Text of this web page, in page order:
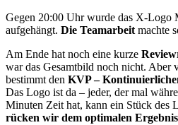
Gegen 20:00 Uhr wurde das X-Logo
aufgehängt. Die Teamarbeitmachte
Am Ende hat noch eine kurze
war das Gesamtbild noch nicht. Aber
bestimmt den KVP –
Das Logo ist da – jeder, der mal
Minuten Zeit hat, kann ein Stück des
rücken wir dem optimalen